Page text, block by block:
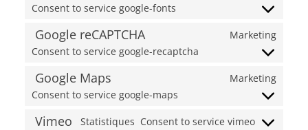
Consent to service google-fonts
Google reCAPTCHA
Marketing
Consent to service google-recaptcha
Google Maps
Marketing
Consent to service google-maps
Vimeo Statistiques Consent to service vimeo